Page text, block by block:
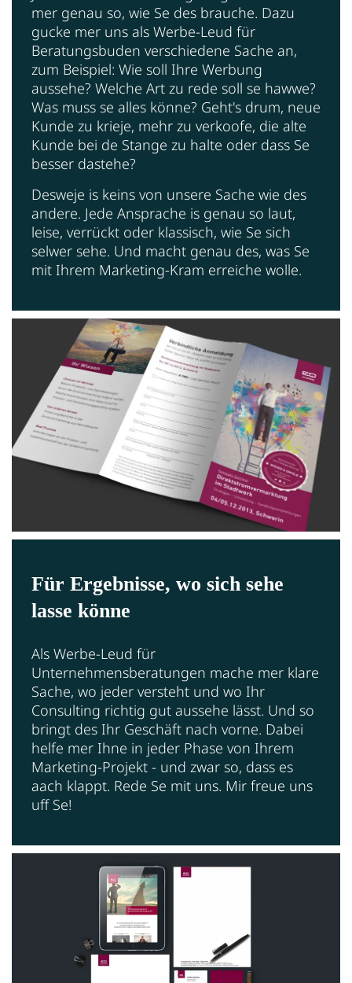
mer genau so, wie Se des brauche. Dazu
gucke mer uns als Werbe-Leud für
Beratungsbuden verschiedene Sache an,
zum Beispiel: Wie soll Ihre Werbung
aussehe? Welche Art zu rede soll se hawwe?
Was muss se alles könne? Geht's drum, neue
Kunde zu krieje, mehr zu verkoofe, die alte
Kunde bei de Stange zu halte oder dass Se
besser dastehe?
Desweje is keins von unsere Sache wie des
andere. Jede Ansprache is genau so laut,
leise, verrückt oder klassisch, wie Se sich
selwer sehe. Und macht genau des, was Se
mit Ihrem Marketing-Kram erreiche wolle.
Für Ergebnisse, wo sich sehe
lasse könne
Als Werbe-Leud für
Unternehmensberatungen mache mer klare
Sache, wo jeder versteht und wo Ihr
Consulting richtig gut aussehe lässt. Und so
bringt des Ihr Geschäft nach vorne. Dabei
helfe mer Ihne in jeder Phase von Ihrem
Marketing-Projekt - und zwar so, dass es
aach klappt. Rede Se mit uns. Mir freue uns
uff Se!